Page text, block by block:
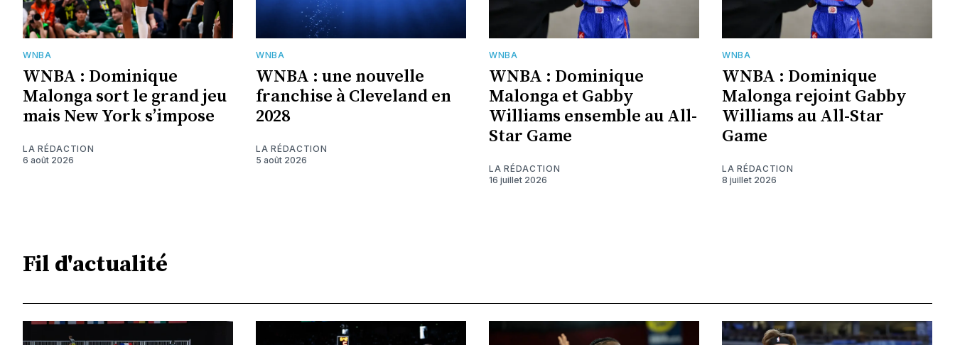
WNBA
WNBA : Dominique
Malonga sort le grand jeu
mais New York s’impose
LA RÉDACTION
6 août 2026
WNBA
WNBA : une nouvelle
franchise à Cleveland en
2028
LA RÉDACTION
5 août 2026
WNBA
WNBA : Dominique
Malonga et Gabby
Williams ensemble au All-
Star Game
LA RÉDACTION
16 juillet 2026
WNBA
WNBA : Dominique
Malonga rejoint Gabby
Williams au All-Star
Game
LA RÉDACTION
8 juillet 2026
Fil d'actualité